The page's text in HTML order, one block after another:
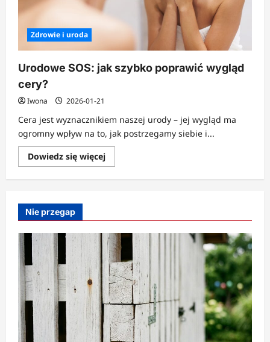
Zdrowie i uroda
Urodowe SOS: jak szybko poprawić wygląd
cery?
Iwona 2026-01-21
Cera jest wyznacznikiem naszej urody – jej wygląd ma
ogromny wpływ na to, jak postrzegamy siebie i...
Dowiedz się więcejDowiedz
się
o
poprawić
wygląd
cery?
Nie przegap